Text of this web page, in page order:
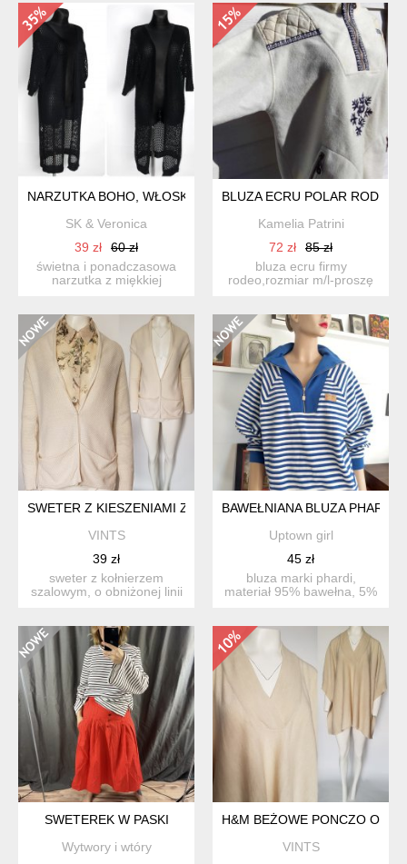
NARZUTKA BOHO, WŁOSKA
SK & Veronica
39 zł
60 zł
świetna i ponadczasowa
narzutka z miękkiej
BLUZA ECRU POLAR RODEO
Kamelia Patrini
72 zł
85 zł
bluza ecru firmy
rodeo,rozmiar m/l-proszę
SWETER Z KIESZENIAMI ZAPINANY NA KRYTE ZATRZASKI W
VINTS
39 zł
sweter z kołnierzem
szalowym, o obniżonej linii
BAWEŁNIANA BLUZA PHARDI
Uptown girl
45 zł
bluza marki phardi,
materiał 95% bawełna, 5%
SWETEREK W PASKI
Wytwory i wtóry
H&M BEŻOWE PONCZO ONE
VINTS